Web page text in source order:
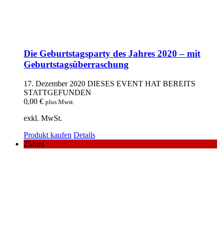
Die Geburtstagsparty des Jahres 2020 – mit
Geburtstagsüberraschung
17. Dezember 2020 DIESES EVENT HAT BEREITS
STATTGEFUNDEN
0,00 € plus Mwst.
exkl. MwSt.
Produkt kaufen Details
25Juni